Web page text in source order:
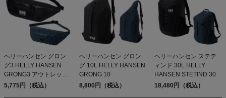
ヘリーハンセン グロン
グ3 HELLY HANSEN
GRONG3 アウトレット
セール
5,775円（税込）
ヘリーハンセン グロン
グ 10L HELLY HANSEN
GRONG 10
8,800円（税込）
ヘリーハンセン ステテ
ィンド 30L HELLY
HANSEN STETIND 30
18,480円（税込）